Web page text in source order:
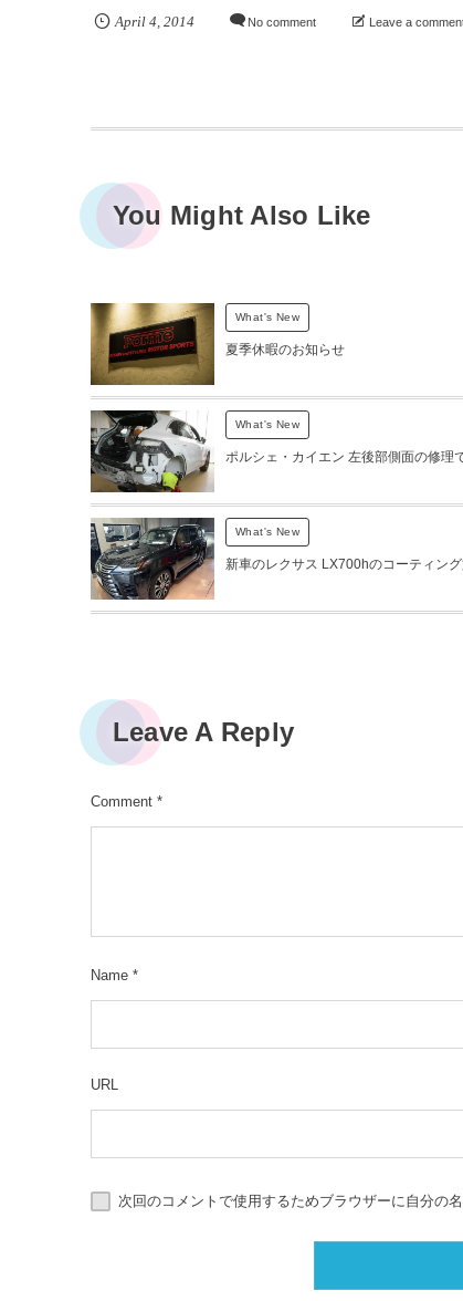
April 4, 2014 No comment Leave a
You Might Also Like
What's New
夏季休暇のお知らせ
What's New
ポルシェ・カイエン 左後部側面の修理
What's New
新車のレクサス LX700hのコーティン
Leave A Reply
Comment *
Name *
URL
次回のコメントで使用するためブラウザーに自分の